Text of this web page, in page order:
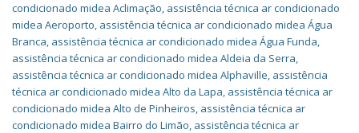
condicionado midea Aclimação, assistência técnica ar condicionado
midea Aeroporto, assistência técnica ar condicionado midea Água
Branca, assistência técnica ar condicionado midea Água Funda,
assistência técnica ar condicionado midea Aldeia da Serra,
assistência técnica ar condicionado midea Alphaville, assistência
técnica ar condicionado midea Alto da Lapa, assistência técnica ar
condicionado midea Alto de Pinheiros, assistência técnica ar
condicionado midea Bairro do Limão, assistência técnica ar